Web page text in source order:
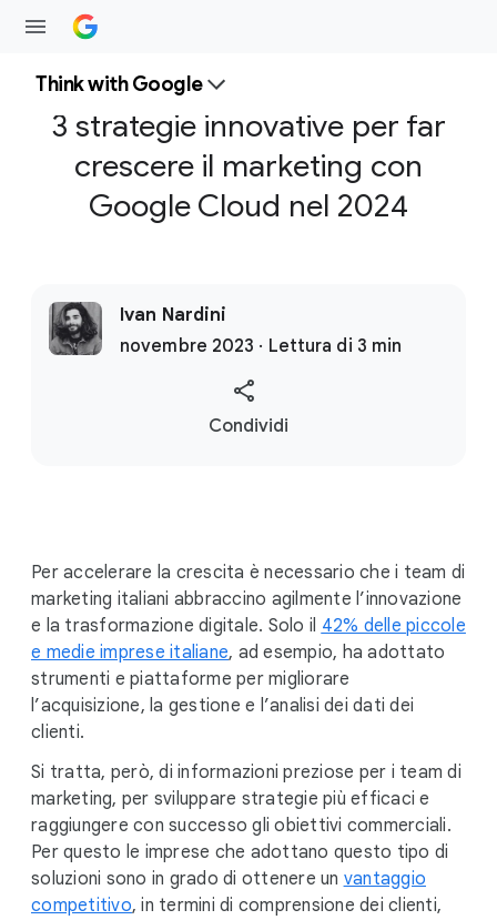
Think with Google
3 strategie innovative per far
crescere il marketing con
Google Cloud nel 2024
Ivan Nardini
novembre 2023 · Lettura di 3 min
S
o
d
u
Condividi
Per accelerare la crescita è necessario che i team di
marketing italiani abbraccino agilmente l’innovazione
e la trasformazione digitale. Solo il 42% delle piccole
e medie imprese italiane, ad esempio, ha adottato
strumenti e piattaforme per migliorare
l’acquisizione, la gestione e l’analisi dei dati dei
clienti.
Si tratta, però, di informazioni preziose per i team di
marketing, per sviluppare strategie più efficaci e
raggiungere con successo gli obiettivi commerciali.
Per questo le imprese che adottano questo tipo di
soluzioni sono in grado di ottenere un vantaggio
competitivo, in termini di comprensione dei clienti,